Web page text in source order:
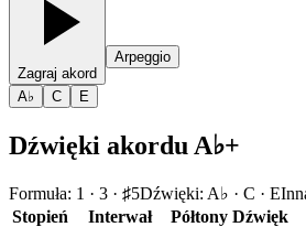
Zagraj akord
Arpeggio
A♭ C E
Dźwięki akordu A♭+
Formuła: 1 · 3 · ♯5Dźwięki: A♭ · C · E
Stopień
Interwał Półtony Dźwięk